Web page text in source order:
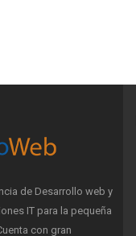
de Desarrollo web y
IT para la pequeña
con gran